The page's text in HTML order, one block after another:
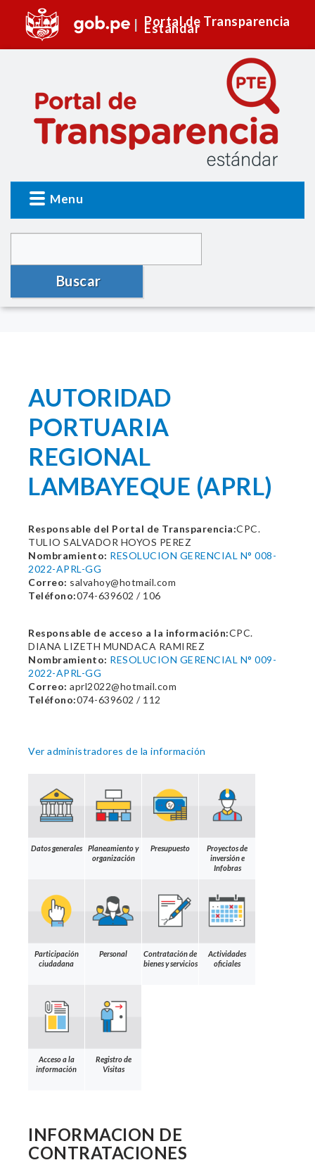
Portal de Transparencia
Estándar
Menu
Buscar
AUTORIDAD
PORTUARIA
REGIONAL
LAMBAYEQUE (APRL)
Responsable del Portal de Transparencia:CPC.
TULIO SALVADOR HOYOS PEREZ
Nombramiento: RESOLUCION GERENCIAL N° 008-
2022-APRL-GG
Correo: salvahoy@hotmail.com
Teléfono:074-639602 / 106
Responsable de acceso a la información:CPC.
DIANA LIZETH MUNDACA RAMIREZ
Nombramiento: RESOLUCION GERENCIAL N° 009-
2022-APRL-GG
Correo: aprl2022@hotmail.com
Teléfono:074-639602 / 112
Ver administradores de la información
Datos generales
Planeamiento y
organización
Presupuesto
Proyectos de
inversión e
Infobras
Participación
ciudadana
Personal
Contratación de
bienes y servicios
Actividades
oficiales
Acceso a la
información
Registro de
Visitas
INFORMACION DE
CONTRATACIONES